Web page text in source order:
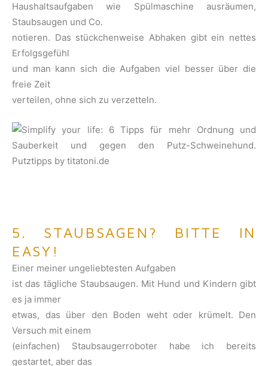
Haushaltsaufgaben wie Spülmaschine ausräumen,
Staubsaugen und Co.
notieren. Das stückchenweise Abhaken gibt ein nettes
Erfolgsgefühl
und man kann sich die Aufgaben viel besser über die
freie Zeit
verteilen, ohne sich zu verzetteln.
5. STAUBSAGEN? BITTE IN
EASY!
Einer meiner ungeliebtesten Aufgaben
ist das tägliche Staubsaugen. Mit Hund und Kindern gibt
es ja immer
etwas, das über den Boden weht oder krümelt. Den
Versuch mit einem
(einfachen) Staubsaugerroboter habe ich bereits
gestartet, aber das